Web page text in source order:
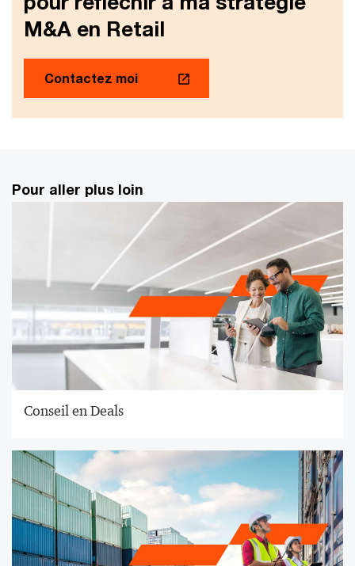
M&A en Retail
Contactez moi
Pour aller plus loin
Conseil en Deals